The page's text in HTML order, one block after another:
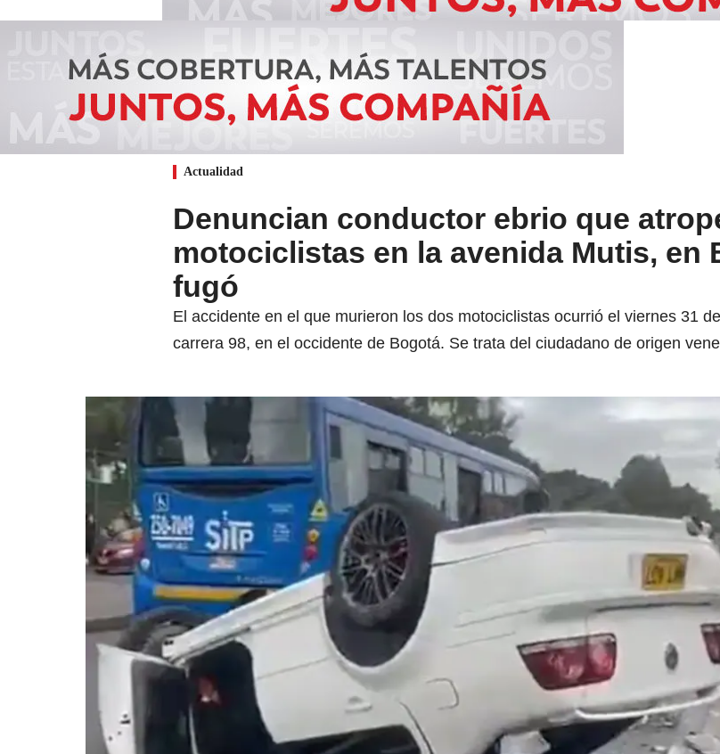
Actualidad
Denuncian conductor ebrio que
motociclistas en la avenida Mutis, en
fugó
El accidente en el que murieron los dos motociclistas ocurrió el viernes 31
carrera 98, en el occidente de Bogotá. Se trata del ciudadano de origen